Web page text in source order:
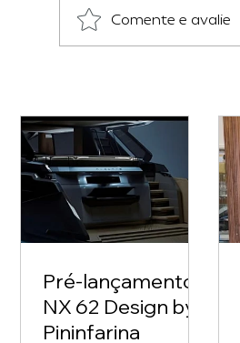
Pré-lançamento
NX 62 Design by
Pininfarina
Comente e avalie